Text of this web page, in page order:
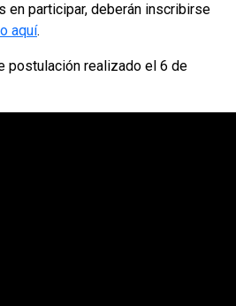
participar, deberán inscribirse
aquí.
postulación realizado el 6 de